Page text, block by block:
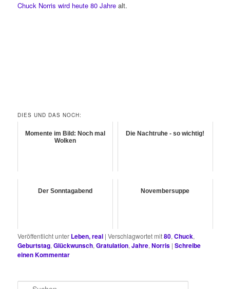
Chuck Norris wird heute 80 Jahre alt.
DIES UND DAS NOCH:
Momente im Bild: Noch mal
Wolken
Die Nachtruhe - so wichtig!
Der Sonntagabend Novembersuppe
Veröffentlicht unter Leben, real |Verschlagwortet mit80,Chuck,
Geburtstag,Glückwunsch,Gratulation,Jahre,Norris |Schreibe
einen Kommentar